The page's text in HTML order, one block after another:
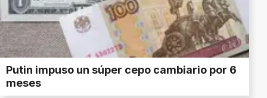
Putin impuso un súper cepo cambiario por 6
meses